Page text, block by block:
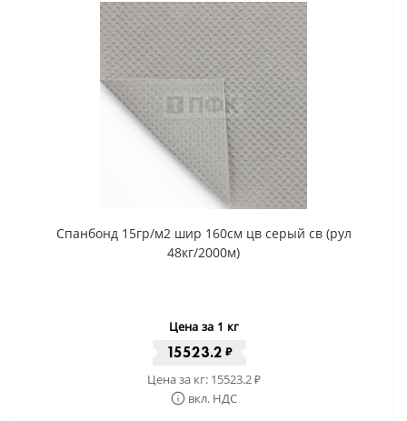
Спанбонд 15гр/м2 шир 160см цв серый св (рул
48кг/2000м)
Цена за 1 кг
15523.2 ₽
Цена за кг: 15523.2₽
вкл. НДС